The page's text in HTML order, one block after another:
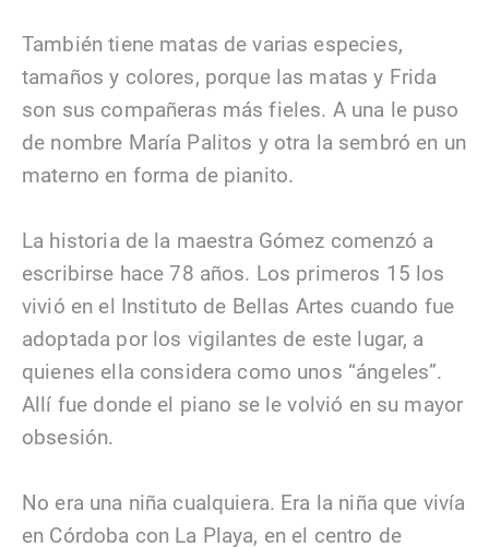
También tiene matas de varias especies,
tamaños y colores, porque las matas y Frida
son sus compañeras más fieles. A una le puso
de nombre María Palitos y otra la sembró en un
materno en forma de pianito.
La historia de la maestra Gómez comenzó a
escribirse hace 78 años. Los primeros 15 los
vivió en el Instituto de Bellas Artes cuando fue
adoptada por los vigilantes de este lugar, a
quienes ella considera como unos “ángeles”.
Allí fue donde el piano se le volvió en su mayor
obsesión.
No era una niña cualquiera. Era la niña que vivía
en Córdoba con La Playa, en el centro de